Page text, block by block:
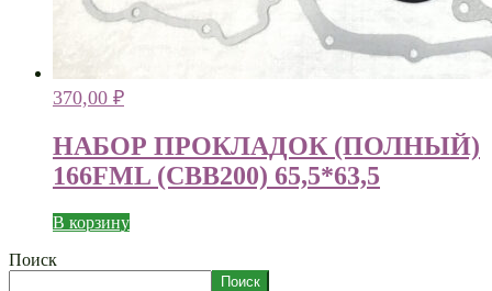
370,00 ₽
НАБОР ПРОКЛАДОК (ПОЛНЫЙ)
166FML (CBB200) 65,5*63,5
В корзину
Поиск
Поиск